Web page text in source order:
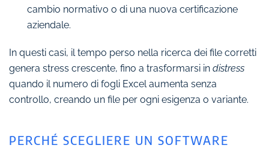
cambio normativo o di una nuova certificazione
aziendale.
In questi casi, il tempo perso nella ricerca dei file corretti
genera stress crescente, fino a trasformarsi in distress
quando il numero di fogli Excel aumenta senza
controllo, creando un file per ogni esigenza o variante.
PERCHÉ SCEGLIERE UN SOFTWARE